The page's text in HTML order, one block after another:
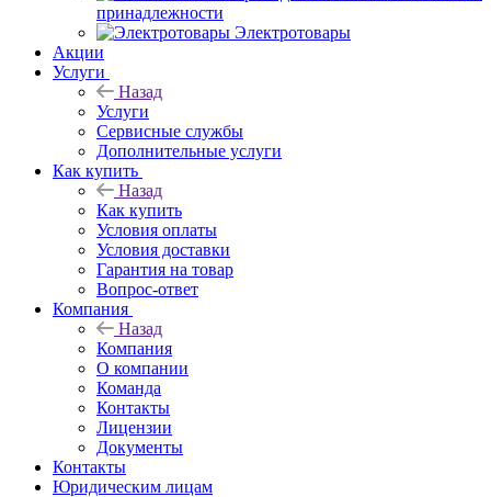
принадлежности
Электротовары
Акции
Услуги
Назад
Услуги
Сервисные службы
Дополнительные услуги
Как купить
Назад
Как купить
Условия оплаты
Условия доставки
Гарантия на товар
Вопрос-ответ
Компания
Назад
Компания
О компании
Команда
Контакты
Лицензии
Документы
Контакты
Юридическим лицам